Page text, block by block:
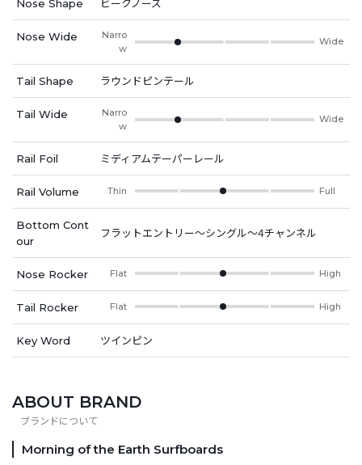
Nose Shape ビークノーズ
Nose Wide
Narro
w
Wide
Tail Shape ラウンドピンテール
Tail Wide
Narro
w
Wide
Rail Foil ミディアムテーパーレール
Rail Volume Thin Full
Bottom Cont
our
フラットエントリー～シングル～4チャンネル
Nose Rocker Flat High
Tail Rocker Flat High
Key Word ツインピン
ABOUT BRAND
Morning of the Earth Surfboards